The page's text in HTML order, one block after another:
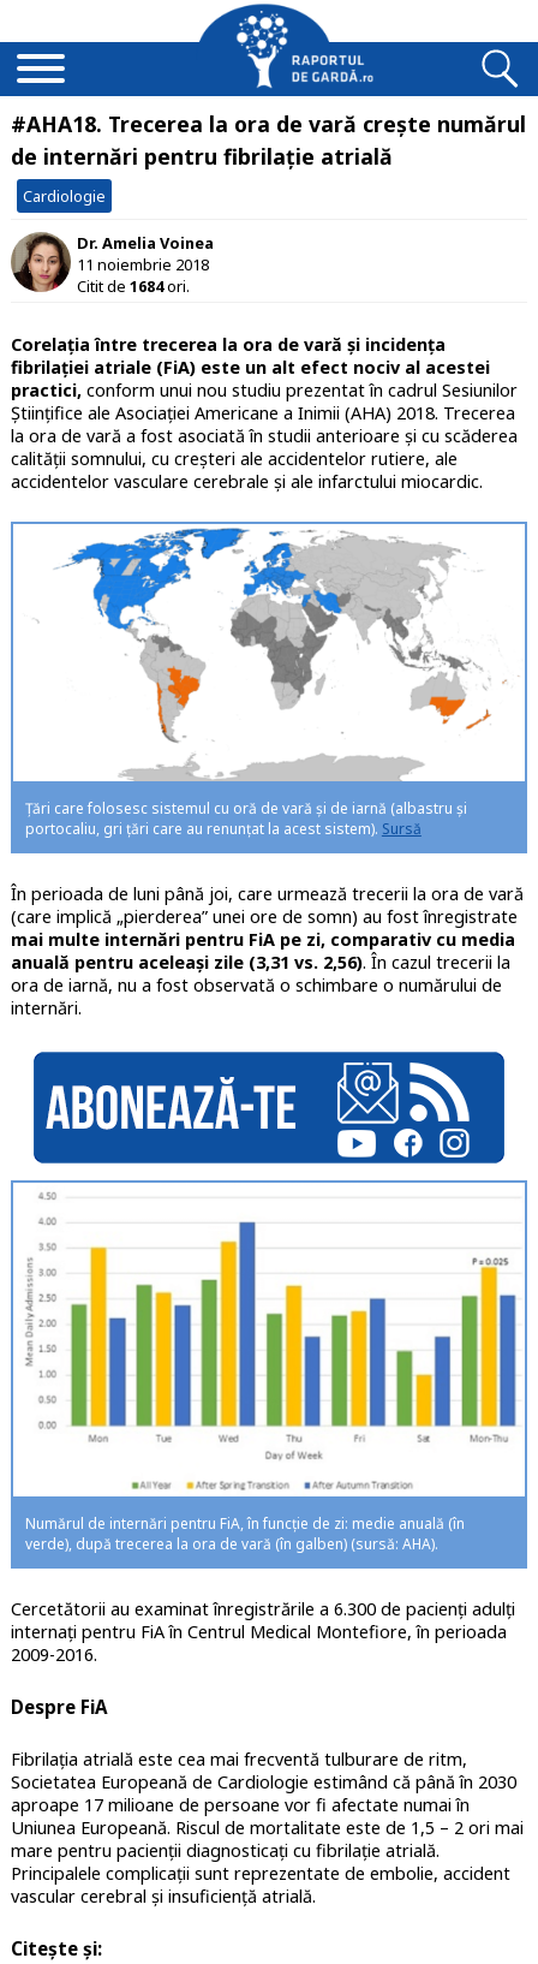
#AHA18. Trecerea la ora de vară crește numărul
de internări pentru fibrilație atrială
Cardiologie
Dr. Amelia Voinea
11 noiembrie 2018
Citit de 1684ori.
Corelația între trecerea la ora de vară și incidența
fibrilației atriale (FiA) este un alt efect nociv al acestei
practici, conform unui nou studiu prezentat în cadrul Sesiunilor
Științifice ale Asociației Americane a Inimii (AHA) 2018. Trecerea
la ora de vară a fost asociată în studii anterioare și cu scăderea
calității somnului, cu creșteri ale accidentelor rutiere, ale
accidentelor vasculare cerebrale și ale infarctului miocardic.
Țări care folosesc sistemul cu oră de vară și de iarnă (albastru și
portocaliu, gri țări care au renunțat la acest sistem). Sursă
În perioada de luni până joi, care urmează trecerii la ora de vară
(care implică „pierderea” unei ore de somn) au fost înregistrate
mai multe internări pentru FiA pe zi, comparativ cu media
anuală pentru aceleași zile (3,31 vs. 2,56). În cazul trecerii la
ora de iarnă, nu a fost observată o schimbare o numărului de
internări.
Numărul de internări pentru FiA, în funcție de zi: medie anuală (în
verde), după trecerea la ora de vară (în galben) (sursă: AHA).
Cercetătorii au examinat înregistrările a 6.300 de pacienți adulți
internați pentru FiA în Centrul Medical Montefiore, în perioada
2009-2016.
Despre FiA
Fibrilația atrială este cea mai frecventă tulburare de ritm,
Societatea Europeană de Cardiologie estimând că până în 2030
aproape 17 milioane de persoane vor fi afectate numai în
Uniunea Europeană. Riscul de mortalitate este de 1,5 – 2 ori mai
mare pentru pacienții diagnosticați cu fibrilație atrială.
Principalele complicații sunt reprezentate de embolie, accident
vascular cerebral și insuficiență atrială.
Citește și: